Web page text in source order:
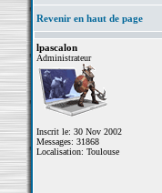
Revenir en haut de page
lpascalon
Administrateur
Inscrit le: 30 Nov 2002
Messages: 31868
Localisation: Toulouse